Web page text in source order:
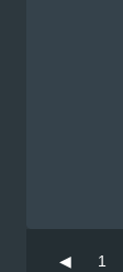
◀ 1